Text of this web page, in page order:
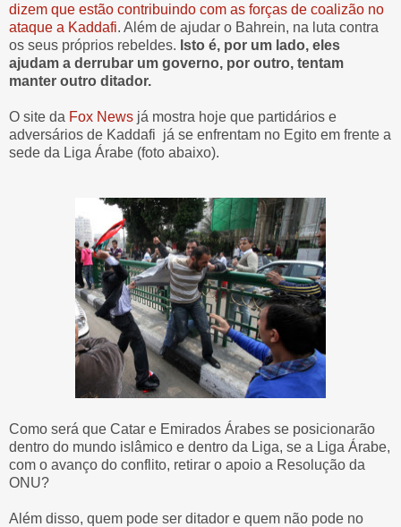
dizem que estão contribuindo com as forças de coalizão no
ataque a Kaddafi. Além de ajudar o Bahrein, na luta contra
os seus próprios rebeldes. Isto é, por um lado, eles
ajudam a derrubar um governo, por outro, tentam
manter outro ditador.
O site da Fox News já mostra hoje que partidários e
adversários de Kaddafi já se enfrentam no Egito em frente a
sede da Liga Árabe (foto abaixo).
Como será que Catar e Emirados Árabes se posicionarão
dentro do mundo islâmico e dentro da Liga, se a Liga Árabe,
com o avanço do conflito, retirar o apoio a Resolução da
ONU?
Além disso, quem pode ser ditador e quem não pode no